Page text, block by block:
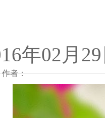
年02月
者：